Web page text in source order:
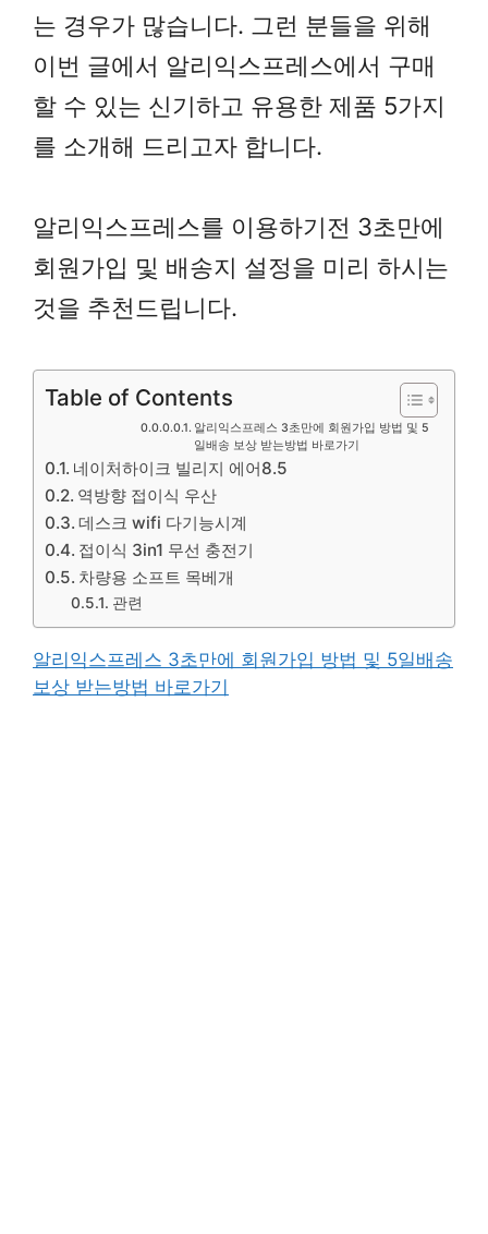
는 경우가 많습니다. 그런 분들을 위해
이번 글에서 알리익스프레스에서 구매
할 수 있는 신기하고 유용한 제품 5가지
를 소개해 드리고자 합니다.
알리익스프레스를 이용하기전 3초만에
회원가입 및 배송지 설정을 미리 하시는
것을 추천드립니다.
Table of Contents
알리익스프레스 3초만에 회원가입 방법 및 5
일배송 보상 받는방법 바로가기
네이처하이크 빌리지 에어8.5
역방향 접이식 우산
데스크 wifi 다기능시계
접이식 3in1 무선 충전기
차량용 소프트 목베개
관련
알리익스프레스 3초만에 회원가입 방법 및 5일배송
보상 받는방법 바로가기